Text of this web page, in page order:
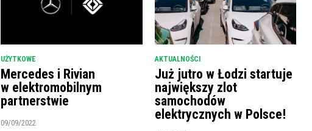
UŻYTKOWE
Mercedes i Rivian
w elektromobilnym
partnerstwie
09/09/2022
AKTUALNOŚCI
Już jutro w Łodzi startuje
największy zlot
samochodów
elektrycznych w Polsce!